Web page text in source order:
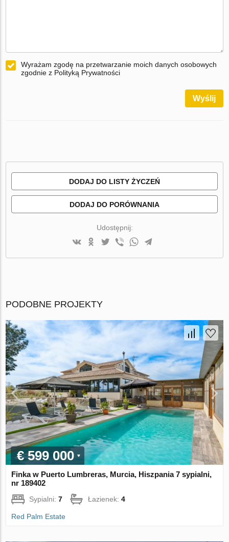
Wyrażam zgodę na przetwarzanie moich danych osobowych
zgodnie z Polityką Prywatności
Wyślij
DODAJ DO LISTY ŻYCZEŃ
DODAJ DO PORÓWNANIA
Udostępnij:
PODOBNE PROJEKTY
€ 599 000
Finka w Puerto Lumbreras, Murcia, Hiszpania 7 sypialni,
nr 189402
Sypialni:7 Łazienek:4
Red Palm Estate